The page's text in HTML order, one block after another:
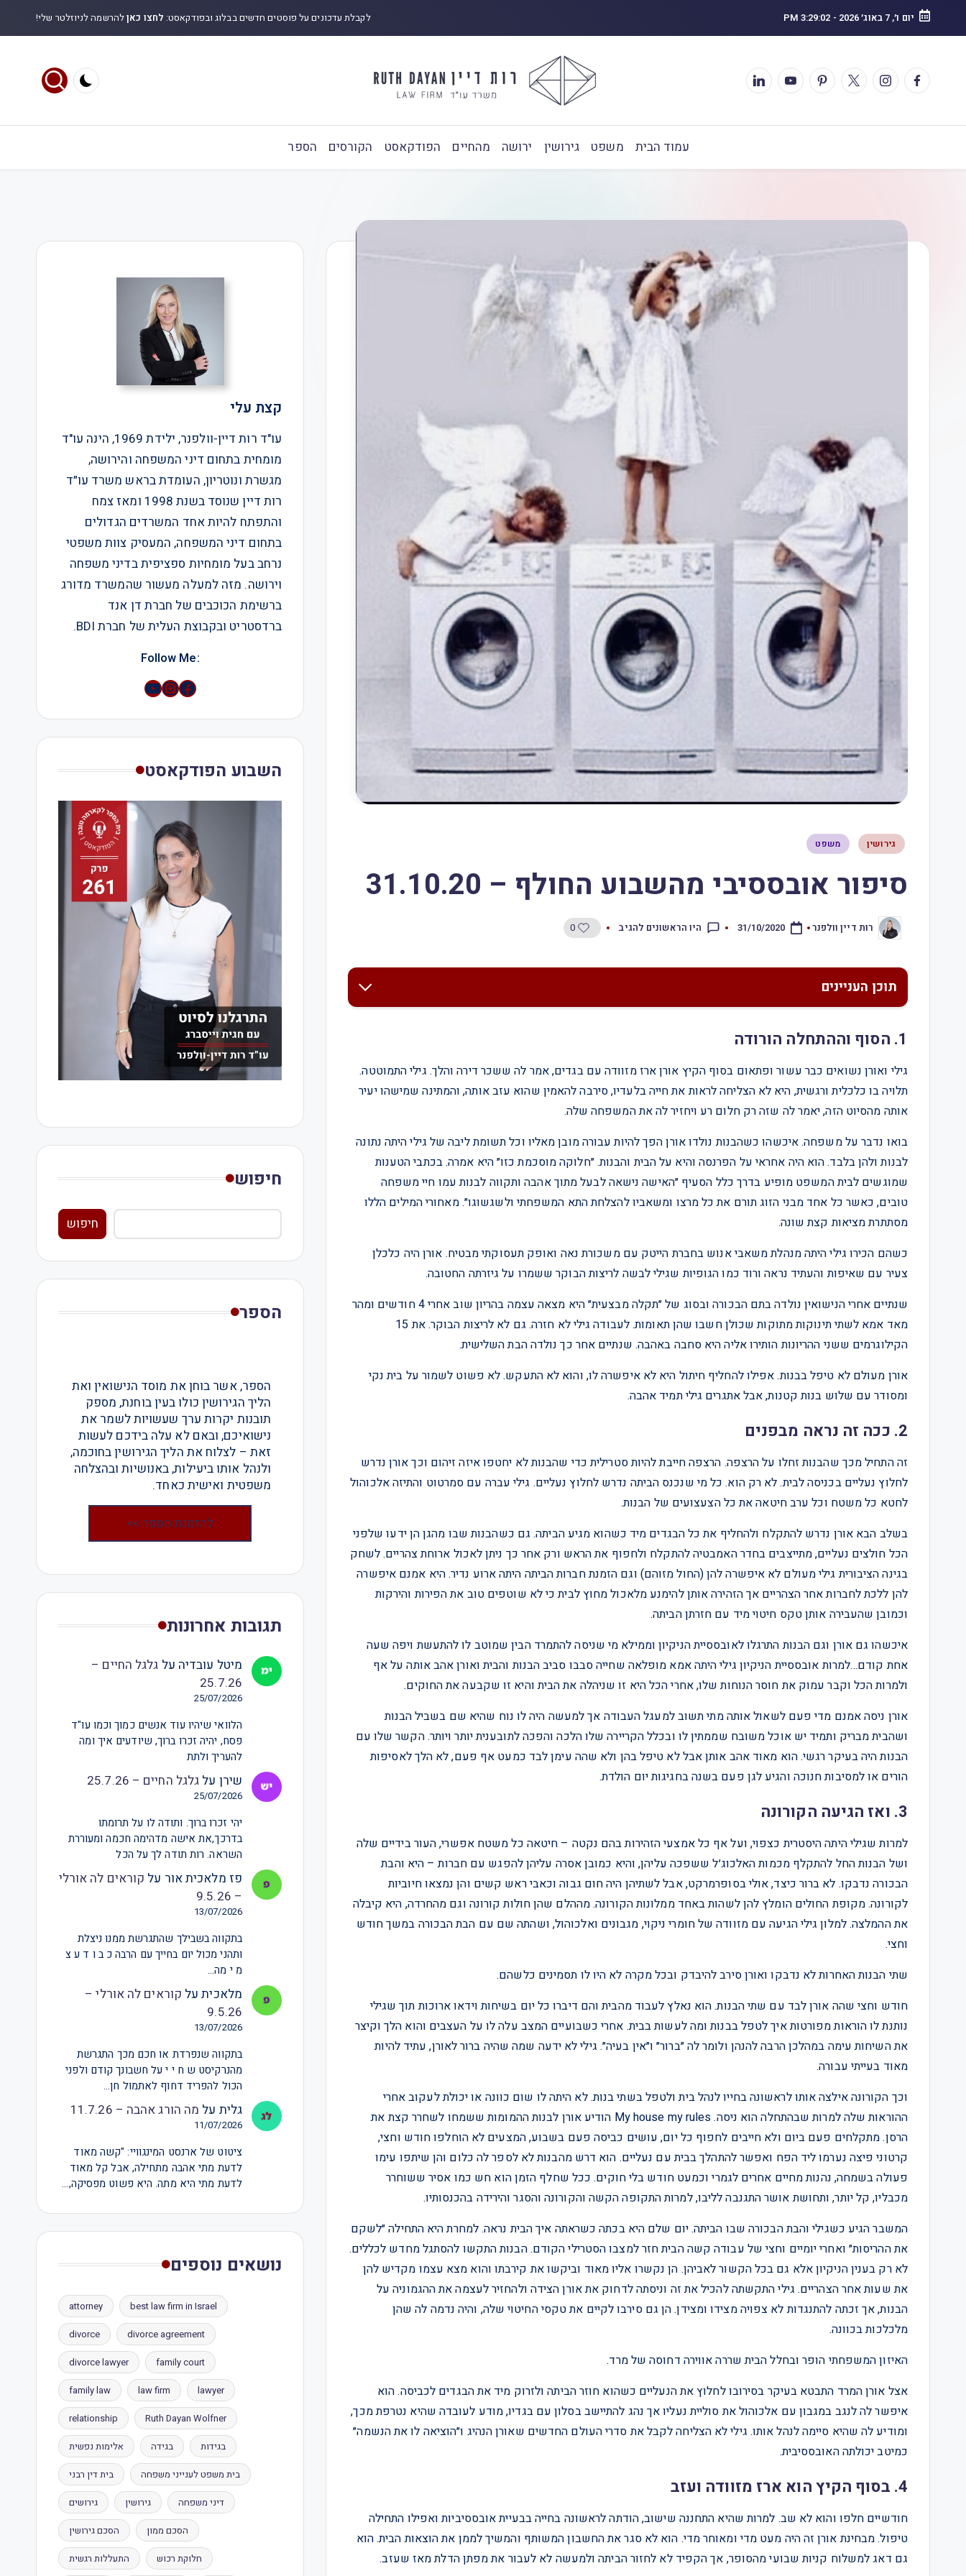
יום ו׳, 7 באוג׳ 2026 -
3:29:03 PM לקבלת עדכונים על פוסטים חדשים בבלוג ובפודקאסט: לחצו כאןלהרשמה לניוזלטר שלי!
עמוד הבית משפט גירושין ירושה מהחיים הפודקאסט הקורסים הספר
גירושין משפט
סיפור אובססיבי מהשבוע החולף – 31.10.20
רות דיין וולפנר 31/10/2020 היו הראשונים להגיב 0
תוכן העניינים
1. הסוף וההתחלה הורודה
גילי ואורן נשואים כבר עשור ופתאום בסוף הקיץ אורן ארז מזוודה עם בגדים, אמר לה ששכר דירה והלך. גילי התמוטטה.
תלויה בו כלכלית ורגשית, היא לא הצליחה לראות את חייה בלעדיו, סירבה להאמין שהוא עזב אותה, והמתינה שמישהו יעיר
אותה מהסיוט הזה, יאמר לה שזה רק חלום רע ויחזיר לה את המשפחה שלה.
בואו נדבר על משפחה. איכשהו כשהבנות נולדו אורן הפך להיות עבורה מובן מאליו וכל תשומת ליבה של גילי היתה נתונה
לבנות ולהן בלבד. הוא היה אחראי על הפרנסה והיא על הבית והבנות. ״חלוקה מוסכמת כזו״ היא אמרה. בכתבי הטענות
שמוגשים לבית המשפט מופיע בדרך כלל הסעיף ״האישה נישאה לבעל מתוך אהבה ותקווה לבנות עמו חיי משפחה
טובים, כאשר כל אחד מבני הזוג תורם את כל מרצו ומשאביו להצלחת התא המשפחתי ולשגשוגו״. מאחורי המילים הללו
מסתתרת מציאות קצת שונה.
כשהם הכירו גילי היתה מנהלת משאבי אנוש בחברת הייטק עם משכורת נאה ואופק תעסוקתי מבטיח. אורן היה כלכלן
צעיר עם שאיפות והעתיד נראה ורוד כמו הגופיות שגילי לבשה לריצות הבוקר ששמרו על גיזרתה החטובה.
שנתיים אחרי הנישואין נולדה בתם הבכורה ובסוג של ״תקלה מבצעית״ היא מצאה עצמה בהריון שוב אחרי 4 חודשים ומהר
מאד אמא לשתי תינוקות מתוקות שכולן חשבו שהן תאומות. לעבודה גילי לא חזרה. גם לא לריצות הבוקר. את 15
הקילוגרמים ששני ההריונות הותירו אליה היא סחבה באהבה. שנתיים אחר כך נולדה הבת השלישית.
אורן מעולם לא טיפל בבנות. אפילו להחליף חיתול היא לא איפשרה לו, והוא לא התעקש. לא פשוט לשמור על בית נקי
ומסודר עם שלוש בנות קטנות, אבל אתגרים גילי תמיד אהבה.
2. ככה זה נראה מבפנים
זה התחיל מכך שהבנות זחלו על הרצפה. הרצפה חייבת להיות סטרילית כדי שהבנות לא יחטפו איזה זיהום וכך אורן נדרש
לחלוץ נעליים בכניסה לבית. לא רק הוא. כל מי שנכנס הביתה נדרש לחלוץ נעליים. גילי עברה עם סמרטוט והתיזה אלכוהול
לחטא כל משטח וכל ערב חיטאה את כל הצעצועים של הבנות.
בשלב הבא אורן נדרש להתקלח ולהחליף את כל הבגדים מיד כשהוא מגיע הביתה. גם כשהבנות שבו מהגן הן ידעו שלפני
הכל חולצים נעליים, מתייצבים בחדר האמבטיה להתקלח ולחפוף את הראש ורק אחר כך ניתן לאכול ארוחת צהריים. לשחק
בגינה הציבורית גילי מעולם לא איפשרה להן (החול מזוהם) וגם הזמנת חברות הביתה היתה ארוע נדיר. היא אמנם איפשרה
להן ללכת לחברות אחר הצהריים אך הזהירה אותן להימנע מלאכול מחוץ לבית כי לא שוטפים טוב את הפירות והירקות
וכמובן שהעבירה אותן טקס חיטוי מיד עם חזרתן הביתה.
איכשהו גם אורן וגם הבנות התרגלו לאובססיית הניקיון וממילא מי שניסה להתמרד הבין שמוטב לו להתעשת ויפה שעה
אחת קודם…למרות אובססיית הניקיון גילי היתה אמא מופלאה שחייה סבבו סביב הבנות והבית ואורן אהב אותה על אף
ולמרות הכל וקבר עמוק את חוסר הנוחות שלו, אחרי הכל היא זו שניהלה את הבית והיא זו שקבעה את החוקים.
אורן ניסה אמנם מדי פעם לשאול אותה מתי תשוב למעגל העבודה אך למעשה היה לו נוח שהיא שם בשביל הבנות
ושהבית מבריק ותמיד יש אוכל משובח שממתין לו ובכלל הקריירה שלו הלכה והפכה לתובענית יותר ויותר. הקשר שלו עם
הבנות היה בעיקר רגשי. הוא מאוד אהב אותן אבל לא טיפל בהן ולא שהה עימן לבד כמעט אף פעם, לא הלך לאסיפות
הורים או למסיבות חנוכה והגיע לגן פעם בשנה בחגיגות יום הולדת.
3. ואז הגיעה הקורונה
למרות שגילי היתה היסטרית כצפוי, ועל אף כל אמצעי הזהירות בהם נקטה – חיטאה כל משטח אפשרי, העור בידיים שלה
ושל הבנות החל להתקלף מכמות האלכוג׳ל ששפכה עליהן, והיא כמובן אסרה עליהן להפגש עם חברות – היא והבת
הבכורה נדבקו. לא ברור כיצד, אולי בסופרמרקט, אבל לשתיהן היה חום גבוה וכאבי ראש קשים והן נמצאו חיוביות
לקורונה. מקופת החולים הומלץ להן לשהות באחד ממלונות הקורונה. מההלם שהן חולות קורונה וגם מהחרדה, היא קיבלה
את ההמלצה. למלון גילי הגיעה עם מזוודה של חומרי ניקוי, מגבונים ואלכוהול, ושהתה שם עם הבת הבכורה במשך חודש
וחצי.
שתי הבנות האחרות לא נדבקו ואורן סירב להיבדק ובכל מקרה לא היו לו תסמינים כלשהם.
חודש וחצי שהה אורן לבד עם שתי הבנות. הוא נאלץ לעבוד מהבית והם דיברו כל יום בשיחות וידאו ארוכות תוך שגילי
נותנת לו הוראות מפורטות איך לטפל בבנות ומה לעשות בבית. אחרי כשבועיים המצב עלה לו על העצבים והוא הלך וקיצר
את השיחות עימה במהלכן הרבה להנהן ולומר לה ״ברור״ ו״אין בעיה״. גילי לא ידעה שמה שהיה ברור לאורן, עתיד להיות
מאוד בעייתי עבורה.
וכך הקורונה אילצה אותו לראשונה בחייו לנהל בית ולטפל בשתי בנות. לא היתה לו שום כוונה או יכולת לעקוב אחרי
ההוראות שלה למרות שבהתחלה הוא ניסה. My house my rules הודיע אורן לבנות ההמומות ששמחו לשחרר קצת את
הרסן. מתקלחים פעם ביום ולא חייבים לחפוף כל יום, עושים כביסה פעם בשבוע, המצעים לא הוחלפו חודש וחצי,
קרטוני פיצה נערמו ליד הפח ואפשר להתהלך בבית עם נעליים. הוא דרש מהבנות לא לספר לה כלום והן שיתפו עימו
פעולה בשמחה, נהנות מחיים אחרים לגמרי וכמעט חודש בלי חוקים. ככל שחלף הזמן הוא חש כמו אסיר ששוחרר
מכבליו, קל יותר, ותחושת אושר התגנבה לליבו, למרות התקופה הקשה והקורונה והסגר והירידה בהכנסותיו.
המשבר הגיע כשגילי והבת הבכורה שבו הביתה. יום שלם היא בכתה כשראתה איך הבית נראה. למחרת היא התחילה ״לשקם
את ההריסות״ ואחרי יומיים וחצי של עבודה קשה הבית חזר למצבו הסטרילי הקודם. הבנות התקשו להסתגל מחדש לכללים.
לא רק בענין הניקיון אלא גם בכל הקשור לאביהן. הן נקשרו אליו מאוד וביקשו את קירבתו והוא מצא עצמו מקדיש להן
את שעות אחר הצהריים. גילי התקשתה להכיל את זה וניסתה לדחוק את אורן הצידה ולהחזיר לעצמה את ההגמוניה על
הבנות, אך זכתה להתנגדות לא צפויה מצידו ומצידן. הן גם סירבו לקיים את טקסי החיטוי שלה, והיה נדמה לה שהן
מלכלכות בכוונה.
האיזון המשפחתי הופר ובחלל הבית שררה אווירה דחוסה של מרד.
אצל אורן המרד התבטא בעיקר בסירובו לחלוץ את הנעליים כשהוא חוזר הביתה ולזרוק מיד את הבגדים לכביסה. הוא
איפשר לה לנגב במגבון עם אלכוהול את סוליית נעליו אך נהג להתיישב בסלון עם בגדיו, מודע לעובדה שהיא נטרפת מכך,
ומודיע לה שהיא סיימה לנהל אותו. גילי לא הצליחה לקבל את סדרי העולם החדשים שאורן הנהיג ו״הוציאה לו את הנשמה״
כמיטב יכולתה האובססיבית.
4. בסוף הקיץ הוא ארז מזוודה ועזב
חודשיים חלפו והוא לא שב. למרות שהיא התחננה שישוב, הודתה לראשונה בחייה בבעיית אובססיביות ואפילו התחילה
טיפול. מבחינת אורן זה היה מעט מדי ומאוחר מדי. הוא לא סגר את החשבון המשותף והמשיך לממן את הוצאות הבית. הוא
גם דאג למשלוח קניות שבועי מהסופר, אך הקפיד לא לחזור הביתה ולמעשה לא לעבור את מפתן הדלת מאז שעזב.
קצת עלי
עו"ד רות דיין-וולפנר, ילידת 1969, הינה עו"ד
מומחית בתחום דיני המשפחה והירושה,
מגשרת ונוטריון, העומדת בראש משרד עו״ד
רות דיין שנוסד בשנת 1998 ומאז צמח
והתפתח להיות אחד המשרדים הגדולים
בתחום דיני המשפחה, המעסיק צוות משפטי
נרחב בעל מומחיות ספציפית בדיני משפחה
וירושה. מזה למעלה מעשור שהמשרד מדורג
ברשימת הכוכבים של חברת דן אנד
ברדסטריט ובקבוצת העלית של חברת BDI.
:Follow Me
Instagram
YouTube
השבוע הפודקאסט
חיפוש
חיפוש
הספר
הספר, אשר בוחן את מוסד הנישואין ואת
הליך הגירושין כולו בעין בוחנת, מספק
תובנות יקרות ערך שעשויות לשמר את
נישואיכם, ובאם לא עלה בידכם לעשות
זאת – לצלוח את הליך הגירושין בחוכמה,
ולנהל אותו ביעילות, באנושיות ובהצלחה
משפטית ואישית כאחד.
להזמנת הספר >>
תגובות אחרונות
מיטל עובדיה על גלגל החיים –
25.7.26
25/07/2026
הלוואי שיהיו עוד אנשים כמוך וכמו עו"ד
פסח, יהיה זכרו ברוך, שיודעים איך ומה
להעריך ולתת
שירן על גלגל החיים – 25.7.26
25/07/2026
יהי זכרו ברוך. ותודה לו על תרומתו
בדרכך,את אישה מדהימה חכמה ומעוררת
השראה. רות תודה לך על הכל
פז מלאכית אור על קוראים לה אורלי
– 9.5.26
13/07/2026
בתקווה בשבילך שהתגרשת ממנו ניצלת
ותהני מכול יום בחייך עם הרבה כ ב ו ד ע צ
מ י מה…
מלאכיתעל קוראים לה אורלי –
9.5.26
13/07/2026
בתקווה שנפרדת או חכם מכך התגרשת
מהנרקיסט ש ח י י על חשבונך קודם ולפני
הכול להפריד דחוף לאתמול חן…
גלית על מה הורג אהבה – 11.7.26
11/07/2026
ציטוט של ארנסט המינגוויי: "קשה מאוד
לדעת מתי אהבה מתחילה, אבל קל מאוד
לדעת מתי היא מתה. היא פשוט מפסיקה,…
נושאים נוספים
attorney best law firm in Israel
divorce divorce agreement
divorce lawyer family court
family law law firm lawyer
relationship Ruth Dayan Wolfner
אלימות נפשית בגידה בגידות
בית דין רבני בית משפט לענייני משפחה
גירושים גירושין דיני משפחה
הסכם גירושין הסכם ממון
התעללות רגשית חלוקת רכוש